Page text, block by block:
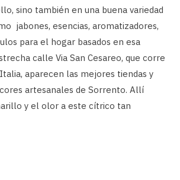
sino también en una buena variedad
jabones, esencias, aromatizadores,
para el hogar basados en esa
calle Via San Cesareo, que corre
aparecen las mejores tiendas y
artesanales de Sorrento. Allí
y el olor a este cítrico tan